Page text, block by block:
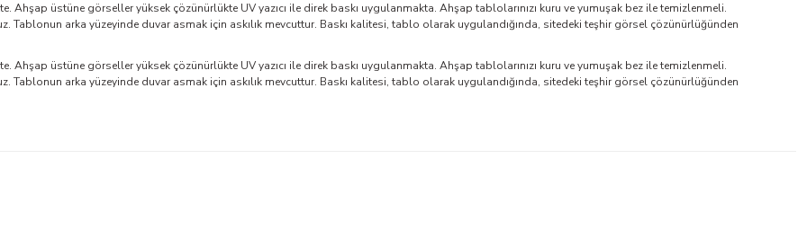
üstüne görseller yüksek çözünürlükte UV yazıcı ile direk baskı uygulanmakta. Ahşap tablolarınızı kuru ve yumuşak bez ile temizlenmeli.
Tablonun arka yüzeyinde duvar asmak için askılık mevcuttur. Baskı kalitesi, tablo olarak uygulandığında, sitedeki teşhir görsel çözünürlüğünden
üstüne görseller yüksek çözünürlükte UV yazıcı ile direk baskı uygulanmakta. Ahşap tablolarınızı kuru ve yumuşak bez ile temizlenmeli.
Tablonun arka yüzeyinde duvar asmak için askılık mevcuttur. Baskı kalitesi, tablo olarak uygulandığında, sitedeki teşhir görsel çözünürlüğünden